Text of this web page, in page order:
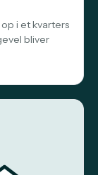
i et kvarters
bliver